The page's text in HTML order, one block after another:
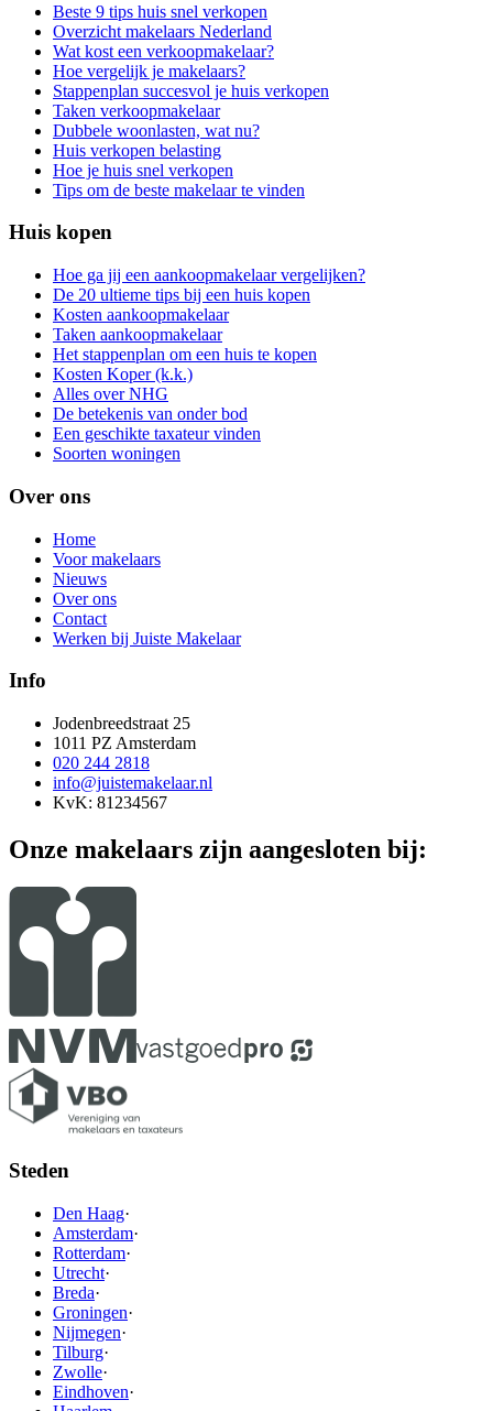
Beste 9 tips huis snel verkopen
Overzicht makelaars Nederland
Wat kost een verkoopmakelaar?
Hoe vergelijk je makelaars?
Stappenplan succesvol je huis verkopen
Taken verkoopmakelaar
Dubbele woonlasten, wat nu?
Huis verkopen belasting
Hoe je huis snel verkopen
Tips om de beste makelaar te vinden
Huis kopen
Hoe ga jij een aankoopmakelaar vergelijken?
De 20 ultieme tips bij een huis kopen
Kosten aankoopmakelaar
Taken aankoopmakelaar
Het stappenplan om een huis te kopen
Kosten Koper (k.k.)
Alles over NHG
De betekenis van onder bod
Een geschikte taxateur vinden
Soorten woningen
Over ons
Home
Voor makelaars
Nieuws
Over ons
Contact
Werken bij Juiste Makelaar
Info
Jodenbreedstraat 25
1011 PZ Amsterdam
020 244 2818
info@juistemakelaar.nl
KvK: 81234567
Onze makelaars zijn aangesloten bij:
Steden
Den Haag·
Amsterdam·
Rotterdam·
Utrecht·
Breda·
Groningen·
Nijmegen·
Tilburg·
Zwolle·
Eindhoven·